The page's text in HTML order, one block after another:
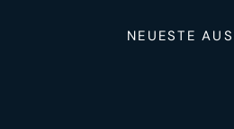
NEUESTE